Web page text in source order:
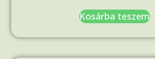
Kosárba teszem